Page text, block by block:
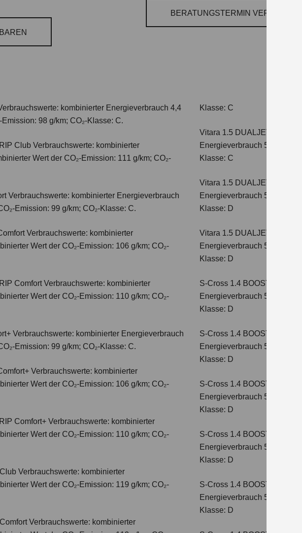
BERATUNGSTERMIN
kombinierter Energieverbrauch 4,4
98 g/km; CO₂-Klasse: C.
Club Verbrauchswerte: kombinierter
Wert der CO₂-Emission: 111 g/km; CO₂-
Verbrauchswerte: kombinierter Energieverbrauch
Emission: 99 g/km; CO₂-Klasse: C.
Verbrauchswerte: kombinierter
Wert der CO₂-Emission: 106 g/km; CO₂-
ComfortVerbrauchswerte: kombinierter
Wert der CO₂-Emission: 110 g/km; CO₂-
Verbrauchswerte: kombinierter Energieverbrauch
Emission: 99 g/km; CO₂-Klasse: C.
Verbrauchswerte: kombinierter
Wert der CO₂-Emission: 106 g/km; CO₂-
Comfort+ Verbrauchswerte: kombinierter
Wert der CO₂-Emission: 110 g/km; CO₂-
Verbrauchswerte: kombinierter
Wert der CO₂-Emission: 119 g/km; CO₂-
Verbrauchswerte: kombinierter
Klasse: C
Vitara 1.5 DUALJET
Energieverbrauch 5,0 l/
Klasse: C
Vitara 1.5 DUALJET
Energieverbrauch 5,6 l/
Klasse: D
Vitara 1.5 DUALJET
Energieverbrauch 5,6 l/
Klasse: D
S-Cross 1.4 BOOSTERJET
Energieverbrauch 5,4 l/100
Klasse: D
S-Cross 1.4 BOOSTERJET
Energieverbrauch 5,4 l/100
Klasse: D
S-Cross 1.4 BOOSTERJET
Energieverbrauch 5,8 l/100
Klasse: D
S-Cross 1.4 BOOSTERJET
Energieverbrauch 5,6 l/100
Klasse: D
S-Cross 1.4 BOOSTERJET
Energieverbrauch 5,7 l/100
Klasse: D